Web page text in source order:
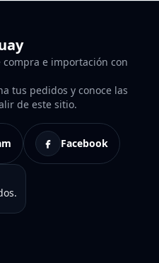
e importación con
tus pedidos y conoce las
de este sitio.
Facebook